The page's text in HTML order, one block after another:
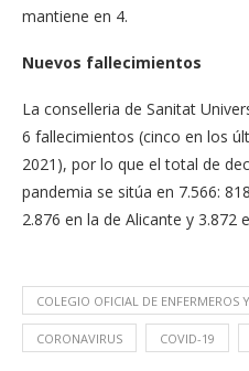
mantiene en 4.
Nuevos fallecimientos
La conselleria de Sanitat
6 fallecimientos (cinco en los
2021), por lo que el total de
pandemia se sitúa en 7.566:
2.876 en la de Alicante y 3.872
COLEGIO OFICIAL DE ENFERMEROS
CORONAVIRUS COVID-19